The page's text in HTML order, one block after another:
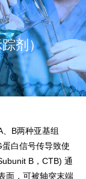
剂）
B两种亚基组
白信号传导致使
B，CTB) 通
面，可被轴突末端